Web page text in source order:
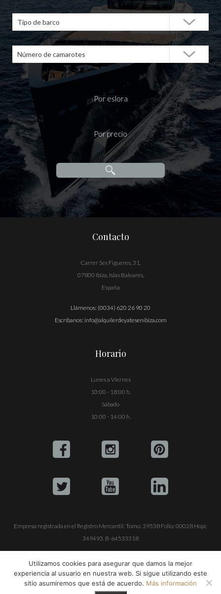
Tipo de barco
Número de camarotes
Por eslora
Por precio
Contacto
Carrer Ses Figueres, 31,
07800 Ibiza, Islas Baleares,
España
Llámenos: (0034) 620 26 90 20
Escríbanos: info@alquilerdeyatesenibiza.com
Horario
Lunes a Viernes
10:00 - 18:00 h.
Sábado
10:00 - 14:00 h.
Empresa registrada en el Registro Mercantil: Tomo: 39538 Folio: 00028 Hoja:
349493. B-64533318
ALQUILER DE YATES EN IBIZA S.L.
Utilizamos cookies para asegurar que damos la mejor
experiencia al usuario en nuestra web. Si sigue utilizando este
sitio asumiremos que está de acuerdo. Más información